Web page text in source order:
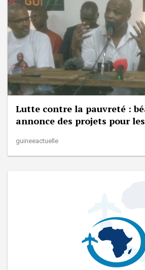
Lutte contre la pauvreté :
annonce des projets pour
guineeactuelle